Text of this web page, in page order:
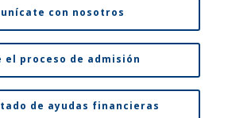
con nosotros
el proceso de admisión
de ayudas financieras